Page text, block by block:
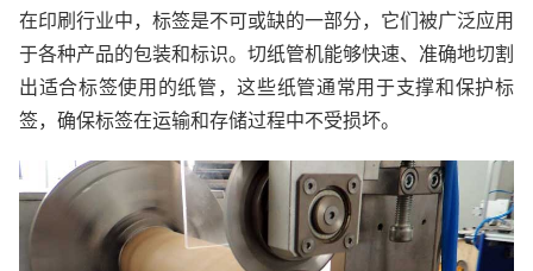
在印刷行业中，标签是不可或缺的一部分，它们被广泛应用
于各种产品的包装和标识。切纸管机能够快速、准确地切割
出适合标签使用的纸管，这些纸管通常用于支撑和保护标
签，确保标签在运输和存储过程中不受损坏。